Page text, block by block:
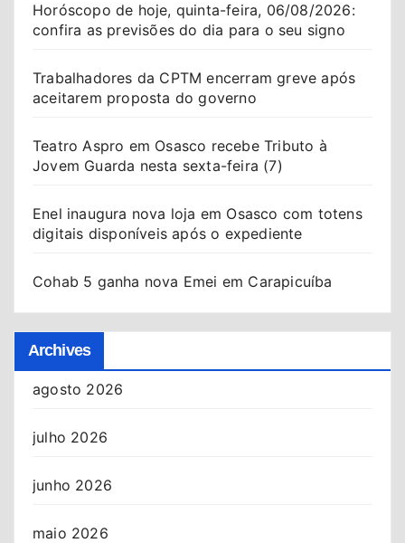
Horóscopo de hoje, quinta-feira, 06/08/2026:
confira as previsões do dia para o seu signo
Trabalhadores da CPTM encerram greve após
aceitarem proposta do governo
Teatro Aspro em Osasco recebe Tributo à
Jovem Guarda nesta sexta-feira (7)
Enel inaugura nova loja em Osasco com totens
digitais disponíveis após o expediente
Cohab 5 ganha nova Emei em Carapicuíba
Archives
agosto 2026
julho 2026
junho 2026
maio 2026